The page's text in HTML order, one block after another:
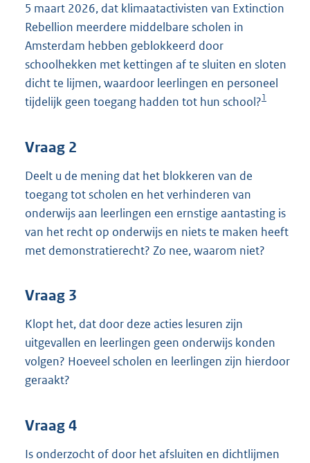
5 maart 2026, dat klimaatactivisten van Extinction
Rebellion meerdere middelbare scholen in
Amsterdam hebben geblokkeerd door
schoolhekken met kettingen af te sluiten en sloten
dicht te lijmen, waardoor leerlingen en personeel
tijdelijk geen toegang hadden tot hun school?1
Vraag 2
Deelt u de mening dat het blokkeren van de
toegang tot scholen en het verhinderen van
onderwijs aan leerlingen een ernstige aantasting is
van het recht op onderwijs en niets te maken heeft
met demonstratierecht? Zo nee, waarom niet?
Vraag 3
Klopt het, dat door deze acties lesuren zijn
uitgevallen en leerlingen geen onderwijs konden
volgen? Hoeveel scholen en leerlingen zijn hierdoor
geraakt?
Vraag 4
Is onderzocht of door het afsluiten en dichtlijmen